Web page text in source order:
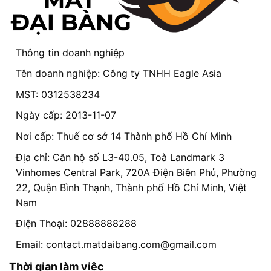
Thông tin doanh nghiệp
Tên doanh nghiệp: Công ty TNHH Eagle Asia
MST: 0312538234
Ngày cấp: 2013-11-07
Nơi cấp: Thuế cơ sở 14 Thành phố Hồ Chí Minh
Địa chỉ: Căn hộ số L3-40.05, Toà Landmark 3
Vinhomes Central Park, 720A Điện Biên Phủ, Phường
22, Quận Bình Thạnh, Thành phố Hồ Chí Minh, Việt
Nam
Điện Thoại: 02888888288
Email: contact.matdaibang.com@gmail.com
Thời gian làm việc